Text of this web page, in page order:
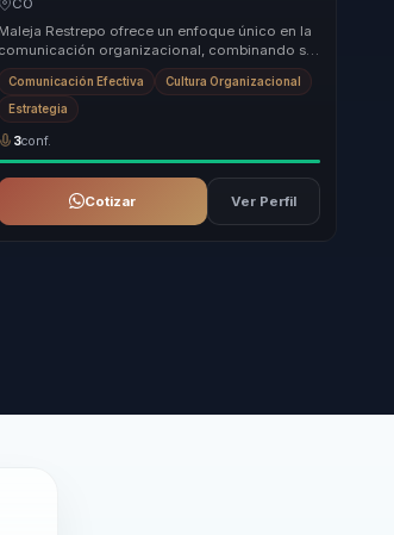
CO
Maleja Restrepo ofrece un enfoque único en la
comunicación organizacional, combinando su
experiencia en medios con un rigor periodístico
Comunicación Efectiva Cultura Organizacional
Estrategia
3conf.
Cotizar Ver Perfil